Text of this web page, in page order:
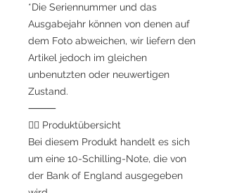
*Die Seriennummer und das
Ausgabejahr können von denen auf
dem Foto abweichen, wir liefern den
Artikel jedoch im gleichen
unbenutzten oder neuwertigen
Zustand.
⸻
💂‍♀️ Produktübersicht
Bei diesem Produkt handelt es sich
um eine 10-Schilling-Note, die von
der Bank of England ausgegeben